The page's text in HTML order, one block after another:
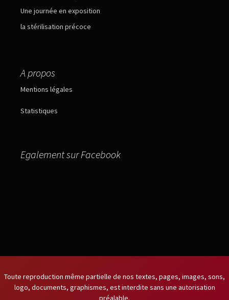
Une journée en exposition
la stérilisation précoce
A propos
Mentions légales
Statistiques
Egalement sur Facebook
Toute reproduction même partielle de nos textes, pages, images, sons,
logo, documents, graphismes, est interdite sans une autorisation
préalable.